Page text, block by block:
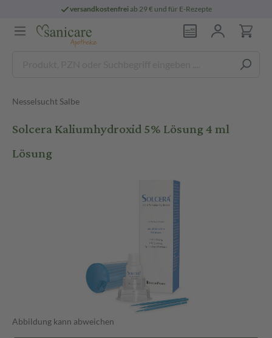
versandkostenfreiab 29 € und für E-Rezepte
Nesselsucht Salbe
Solcera Kaliumhydroxid 5% Lösung 4 ml
Lösung
Abbildung kann abweichen